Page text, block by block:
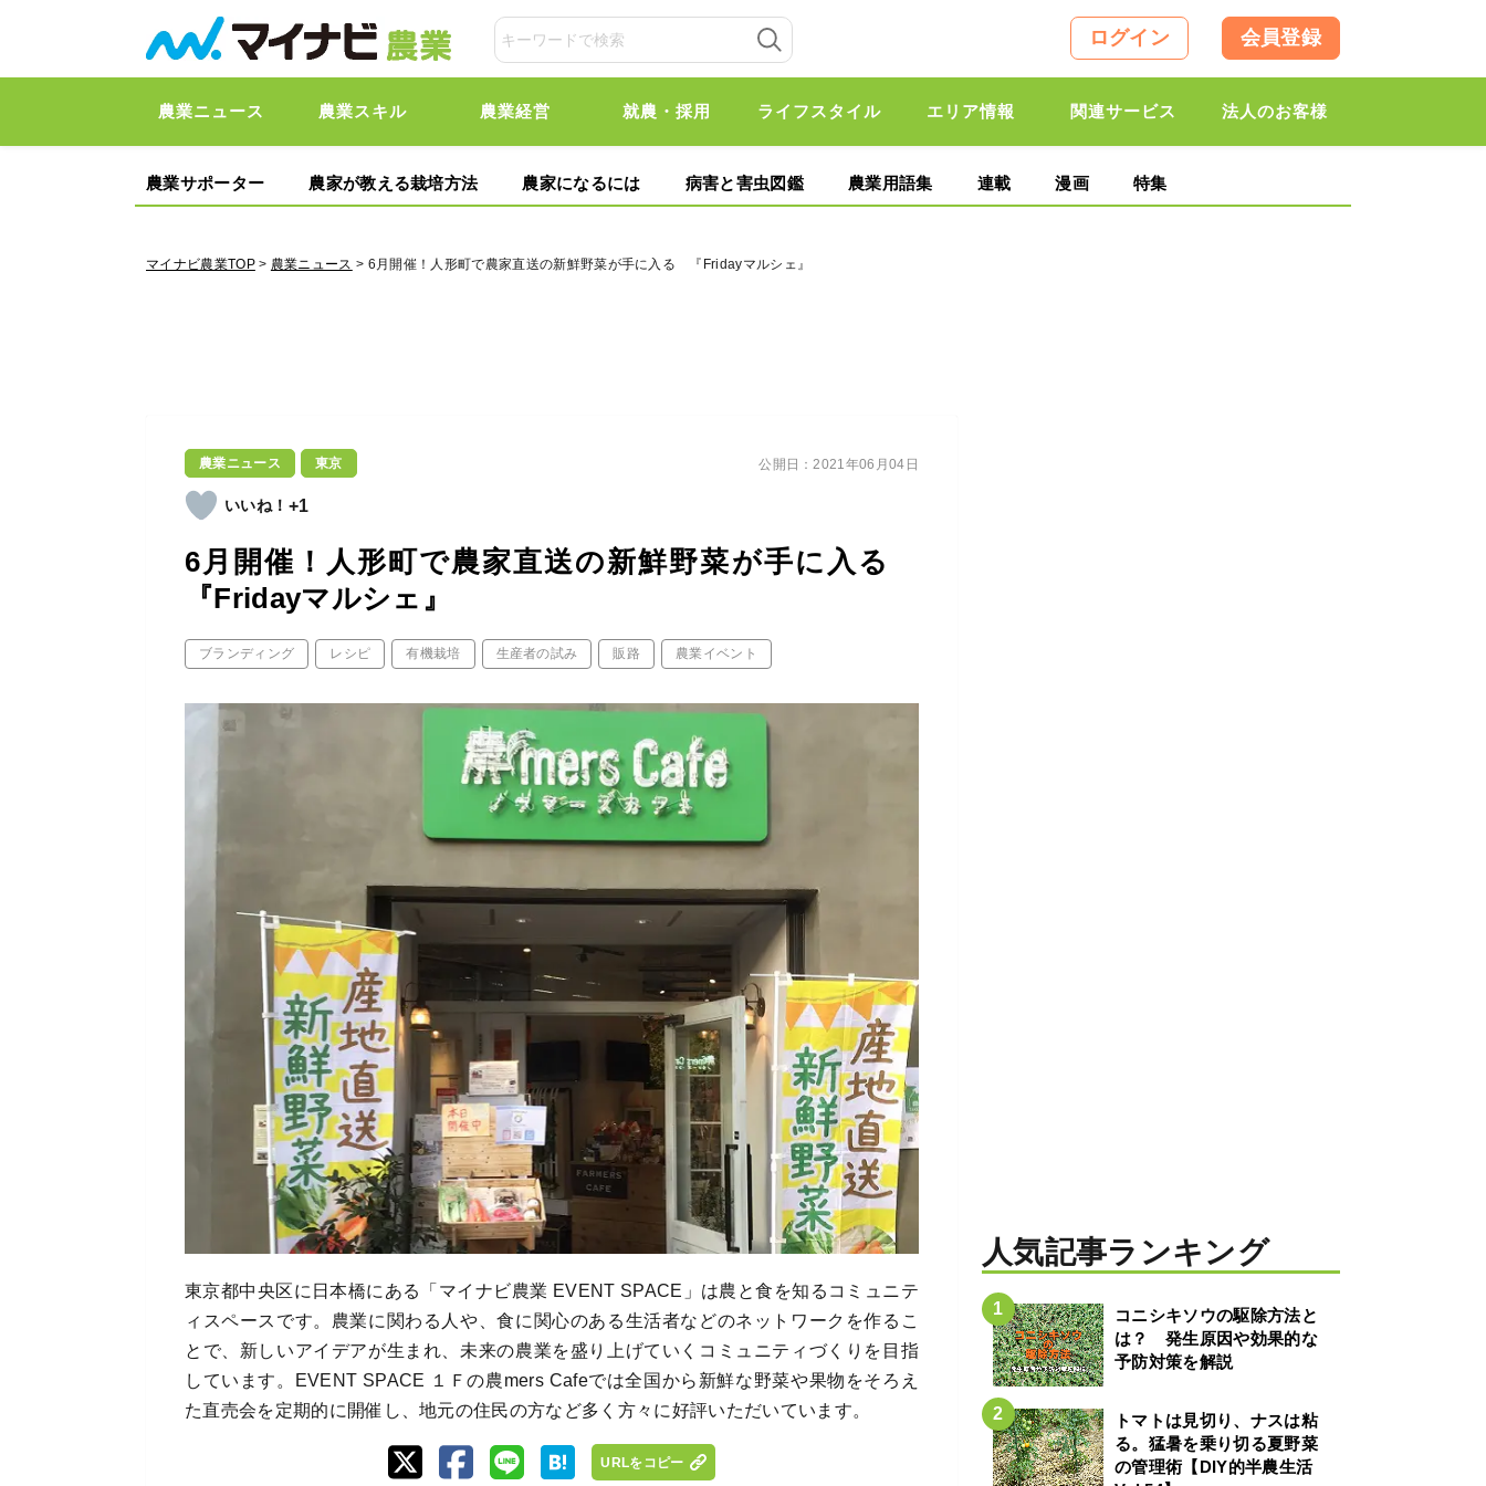
ログイン 会員登録
農業ニュース 農業スキル 農業経営 就農・採用 ライフスタイル エリア情報 関連サービス 法人のお客様
農業サポーター 農家が教える栽培方法 農家になるには 病害と害虫図鑑 農業用語集 連載 漫画 特集
マイナビ農業TOP> 農業ニュース > 6月開催！人形町で農家直送の新鮮野菜が手に入る 『Fridayマルシェ』
農業ニュース 東京
+1
6月開催！人形町で農家直送の新鮮野菜が手に入る
『Fridayマルシェ』
ブランディング レシピ 有機栽培 生産者の試み 販路 農業イベント
公開日：2021年06月04日
東京都中央区に日本橋にある「マイナビ農業 EVENT SPACE」は農と食を知るコミュニテ
ィスペースです。農業に関わる人や、食に関心のある生活者などのネットワークを作るこ
とで、新しいアイデアが生まれ、未来の農業を盛り上げていくコミュニティづくりを目指
しています。EVENT SPACE １Ｆの農mers Cafeでは全国から新鮮な野菜や果物をそろえ
た直売会を定期的に開催し、地元の住民の方など多く方々に好評いただいています。
URLをコピー
人気記事ランキング
コニシキソウの駆除方法と
は？ 発生原因や効果的な
予防対策を解説
トマトは見切り、ナスは粘
る。猛暑を乗り切る夏野菜
の管理術【DIY的半農生活